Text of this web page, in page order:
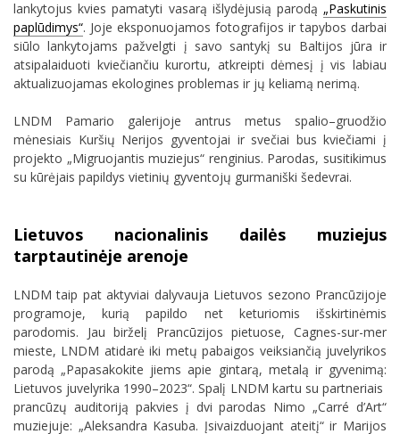
lankytojus kvies pamatyti vasarą išlydėjusią parodą „Paskutinis
paplūdimys“. Joje eksponuojamos fotografijos ir tapybos darbai
siūlo lankytojams pažvelgti į savo santykį su Baltijos jūra ir
atsipalaiduoti kviečiančiu kurortu, atkreipti dėmesį į vis labiau
aktualizuojamas ekologines problemas ir jų keliamą nerimą.
LNDM Pamario galerijoje antrus metus spalio–gruodžio
mėnesiais Kuršių Nerijos gyventojai ir svečiai bus kviečiami į
projekto „Migruojantis muziejus“ renginius. Parodas, susitikimus
su kūrėjais papildys vietinių gyventojų gurmaniški šedevrai.
Lietuvos nacionalinis dailės muziejus
tarptautinėje arenoje
LNDM taip pat aktyviai dalyvauja Lietuvos sezono Prancūzijoje
programoje, kurią papildo net keturiomis išskirtinėmis
parodomis. Jau birželį Prancūzijos pietuose, Cagnes-sur-mer
mieste, LNDM atidarė iki metų pabaigos veiksiančią juvelyrikos
parodą „Papasakokite jiems apie gintarą, metalą ir gyvenimą:
Lietuvos juvelyrika 1990–2023“. Spalį LNDM kartu su partneriais
prancūzų auditoriją pakvies į dvi parodas Nimo „Carré d’Art“
muziejuje: „Aleksandra Kasuba. Įsivaizduojant ateitį“ ir Marijos